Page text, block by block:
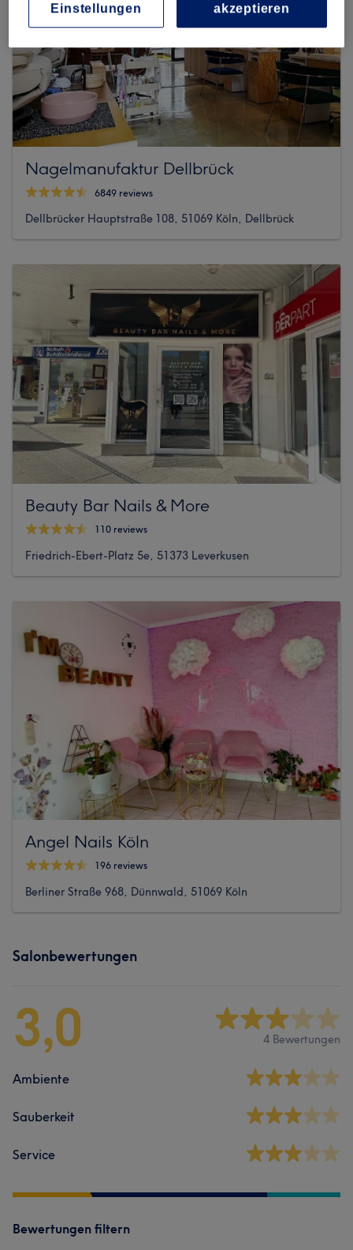
Nagelmanufaktur Dellbrück
6849 reviews
Dellbrücker Hauptstraße 108, 51069 Köln, Dellbrück
Beauty Bar Nails & More
110 reviews
Friedrich-Ebert-Platz 5e, 51373 Leverkusen
Angel Nails Köln
196 reviews
Berliner Straße 968, Dünnwald, 51069 Köln
Salonbewertungen
3,0 4 Bewertungen
Ambiente
Sauberkeit
Service
Bewertungen filtern
Einstellungen
akzeptieren